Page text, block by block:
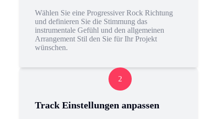
Wählen Sie eine Progressiver Rock Richtung
und definieren Sie die Stimmung das
instrumentale Gefühl und den allgemeinen
Arrangement Stil den Sie für Ihr Projekt
wünschen.
2
Track Einstellungen anpassen